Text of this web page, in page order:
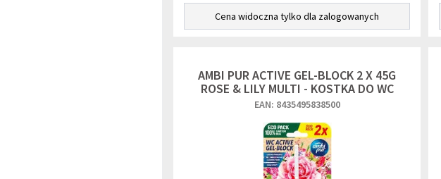
Cena widoczna tylko dla zalogowanych
AMBI PUR ACTIVE GEL-BLOCK 2 X 45G
ROSE & LILY MULTI - KOSTKA DO WC
EAN: 8435495838500